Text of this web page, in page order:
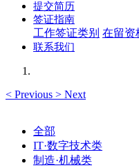
提交简历
签证指南
工作签证类别 在留资
联系我们
< Previous > Next
全部
IT·数字技术类
制造·机械类